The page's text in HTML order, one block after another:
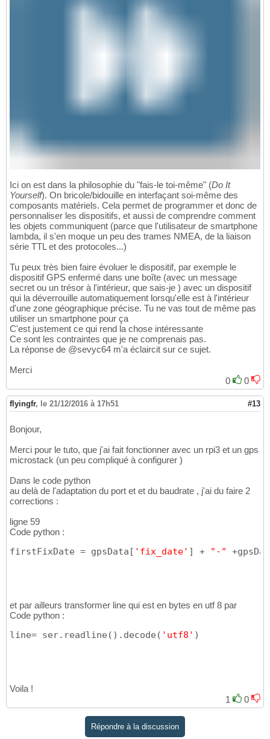
Ici on est dans la philosophie du "fais-le toi-même" (Do It
Yourself). On bricole/bidouille en interfaçant soi-même des
composants matériels. Cela permet de programmer et donc de
personnaliser les dispositifs, et aussi de comprendre comment
les objets communiquent (parce que l'utilisateur de smartphone
lambda, il s'en moque un peu des trames NMEA, de la liaison
série TTL et des protocoles...)
Tu peux très bien faire évoluer le dispositif, par exemple le
dispositif GPS enfermé dans une boîte (avec un message
secret ou un trésor à l'intérieur, que sais-je ) avec un dispositif
qui la déverrouille automatiquement lorsqu'elle est à l'intérieur
d'une zone géographique précise. Tu ne vas tout de même pas
utiliser un smartphone pour ça
C'est justement ce qui rend la chose intéressante
Ce sont les contraintes que je ne comprenais pas.
La réponse de @sevyc64 m'a éclaircit sur ce sujet.
Merci
0
0
flyingfr, le 21/12/2016 à 17h51 #13
Bonjour,
Merci pour le tuto, que j'ai fait fonctionner avec un rpi3 et un gps
microstack (un peu compliqué à configurer )
Dans le code python
au delà de l'adaptation du port et et du baudrate , j'ai du faire 2
corrections :
ligne 59
Code python :
firstFixDate = gpsData [ 'fix_date' ] + "-"
et par ailleurs transformer line qui est en bytes en utf 8 par
Code python :
line= ser.readline ( ) .decode ( 'utf8' )
Voila !
1
0
Répondre à la discussion